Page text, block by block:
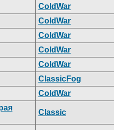
ColdWar
ColdWar
ColdWar
ColdWar
ColdWar
ClassicFog
ColdWar
Classic